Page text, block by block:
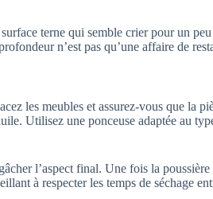
terne qui semble crier pour un
n’est pas qu’une affaire de
les meubles et assurez-vous que la
Utilisez une ponceuse adaptée au
l’aspect final. Une fois la
à respecter les temps de séchage